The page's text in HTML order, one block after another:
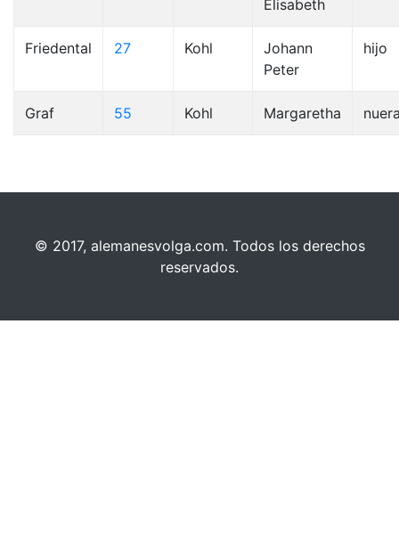
Elisabeth
Friedental 27 Kohl
Johann
Peter
hijo
Graf 55 Kohl Margaretha
© 2017, alemanesvolga.com. Todos los derechos
reservados.